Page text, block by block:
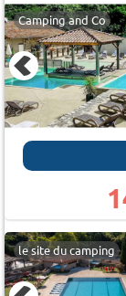
Camping and Co
le site du camping